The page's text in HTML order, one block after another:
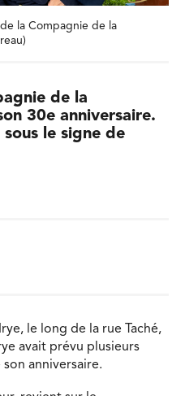
la Compagnie de la
de la
30e anniversaire.
le signe de
le long de la rue Taché,
avait prévu plusieurs
anniversaire.